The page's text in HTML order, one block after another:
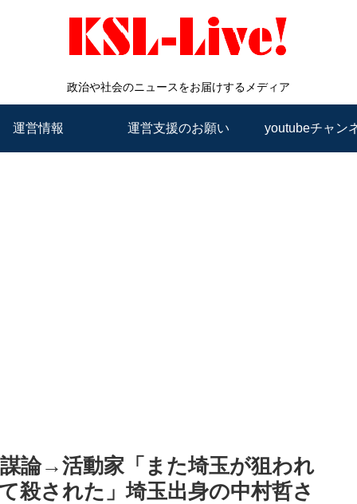
政治や社会のニュースをお届けするメディア
運営情報 運営支援のお願い youtubeチャン
論→活動家「また埼玉が狙われ
殺された」埼玉出身の中村哲さ